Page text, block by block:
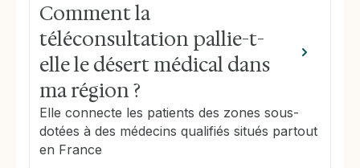
Comment la
téléconsultation pallie-t-
elle le désert médical dans
ma région ?
Elle connecte les patients des zones sous-
dotées à des médecins qualifiés situés partout
en France